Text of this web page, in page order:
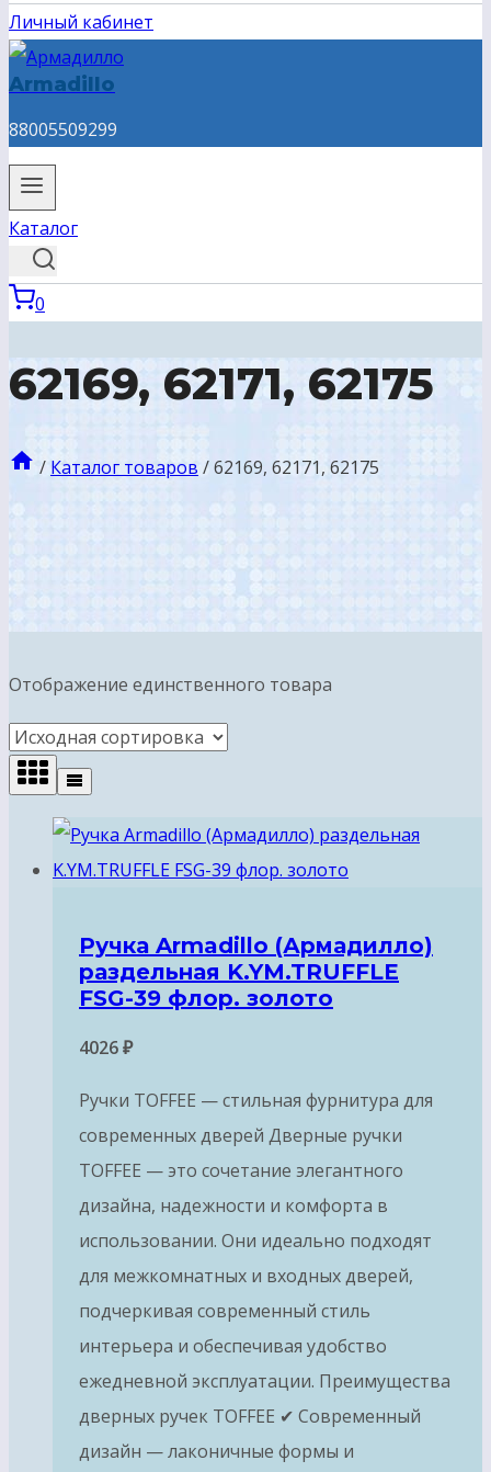
Личный кабинет
Armadillo
88005509299
Каталог
0
62169, 62171, 62175
/ Каталог товаров /62169, 62171, 62175
Отображение единственного товара
Ручка Armadillo (Армадилло)
раздельная K.YM.TRUFFLE
FSG-39 флор. золото
4026₽
Ручки TOFFEE — стильная фурнитура для
современных дверей Дверные ручки
TOFFEE — это сочетание элегантного
дизайна, надежности и комфорта в
использовании. Они идеально подходят
для межкомнатных и входных дверей,
подчеркивая современный стиль
интерьера и обеспечивая удобство
ежедневной эксплуатации. Преимущества
дверных ручек TOFFEE ✔ Современный
дизайн — лаконичные формы и